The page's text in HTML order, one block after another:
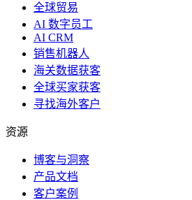
全球贸易
AI 数字员工
AI CRM
销售机器人
海关数据获客
全球买家获客
寻找海外客户
资源
博客与洞察
产品文档
客户案例